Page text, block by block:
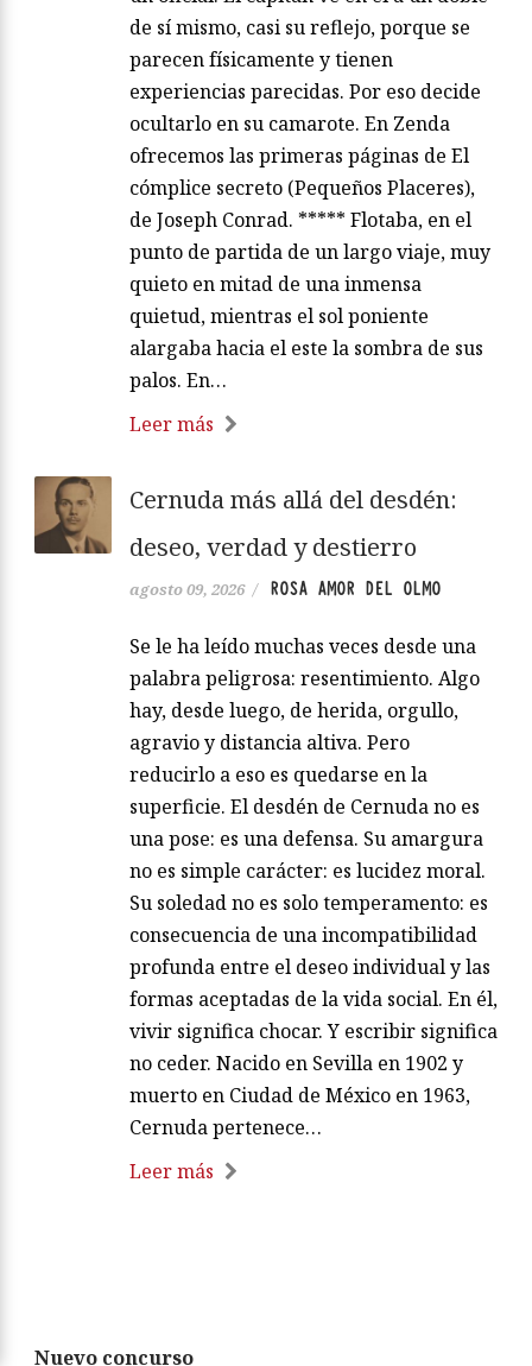
de sí mismo, casi su reflejo, porque se
parecen físicamente y tienen
experiencias parecidas. Por eso decide
ocultarlo en su camarote. En Zenda
ofrecemos las primeras páginas de El
cómplice secreto (Pequeños Placeres),
de Joseph Conrad. ***** Flotaba, en el
punto de partida de un largo viaje, muy
quieto en mitad de una inmensa
quietud, mientras el sol poniente
alargaba hacia el este la sombra de sus
palos. En…
Leer más
Cernuda más allá del desdén:
deseo, verdad y destierro
agosto 09, 2026 / ROSA AMOR DEL OLMO
Se le ha leído muchas veces desde una
palabra peligrosa: resentimiento. Algo
hay, desde luego, de herida, orgullo,
agravio y distancia altiva. Pero
reducirlo a eso es quedarse en la
superficie. El desdén de Cernuda no es
una pose: es una defensa. Su amargura
no es simple carácter: es lucidez moral.
Su soledad no es solo temperamento: es
consecuencia de una incompatibilidad
profunda entre el deseo individual y las
formas aceptadas de la vida social. En él,
vivir significa chocar. Y escribir significa
no ceder. Nacido en Sevilla en 1902 y
muerto en Ciudad de México en 1963,
Cernuda pertenece…
Leer más
Nuevo concurso